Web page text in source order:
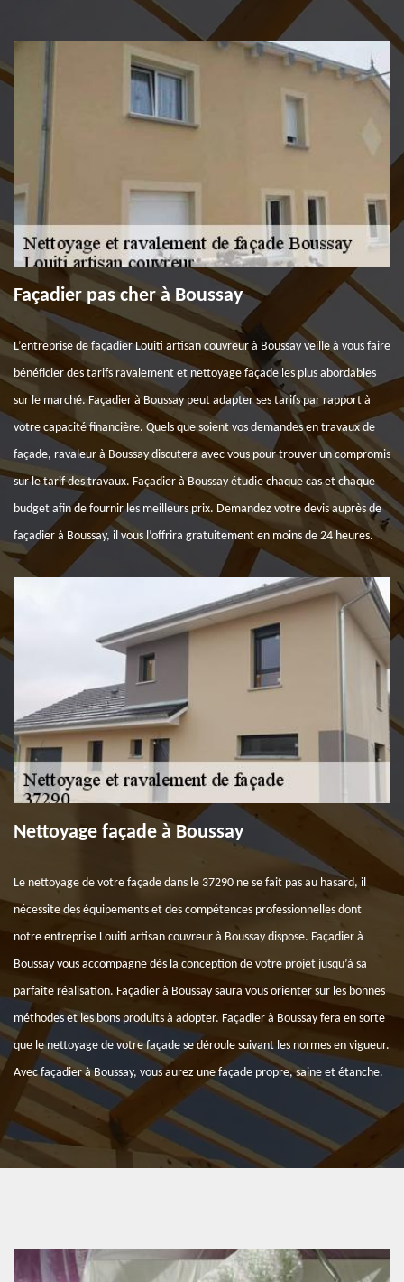
Façadier pas cher à Boussay
L’entreprise de façadier Louiti artisan couvreur à Boussay veille à vous faire
bénéficier des tarifs ravalement et nettoyage façade les plus abordables
sur le marché. Façadier à Boussay peut adapter ses tarifs par rapport à
votre capacité financière. Quels que soient vos demandes en travaux de
façade, ravaleur à Boussay discutera avec vous pour trouver un compromis
sur le tarif des travaux. Façadier à Boussay étudie chaque cas et chaque
budget afin de fournir les meilleurs prix. Demandez votre devis auprès de
façadier à Boussay, il vous l’offrira gratuitement en moins de 24 heures.
Nettoyage façade à Boussay
Le nettoyage de votre façade dans le 37290 ne se fait pas au hasard, il
nécessite des équipements et des compétences professionnelles dont
notre entreprise Louiti artisan couvreur à Boussay dispose. Façadier à
Boussay vous accompagne dès la conception de votre projet jusqu’à sa
parfaite réalisation. Façadier à Boussay saura vous orienter sur les bonnes
méthodes et les bons produits à adopter. Façadier à Boussay fera en sorte
que le nettoyage de votre façade se déroule suivant les normes en vigueur.
Avec façadier à Boussay, vous aurez une façade propre, saine et étanche.